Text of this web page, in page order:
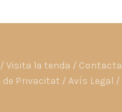
/ Visita la tenda / Contacta
de Privacitat / Avís Legal /